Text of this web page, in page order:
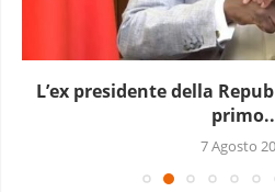
L’ex presidente della
7 Agosto